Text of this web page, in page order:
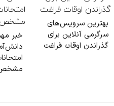
بهترین سرویس‌های
سرگرمی آنلاین برای
گذراندن اوقات فراغت
خبر